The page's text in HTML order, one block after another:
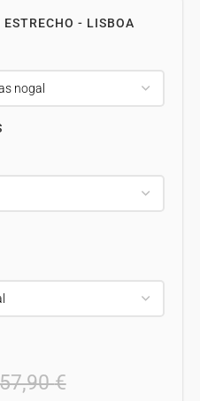
- LISBOA
€